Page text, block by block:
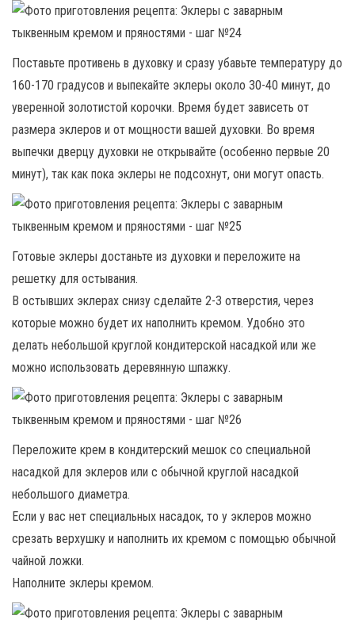
Поставьте противень в духовку и сразу убавьте температуру до
160-170 градусов и выпекайте эклеры около 30-40 минут, до
уверенной золотистой корочки. Время будет зависеть от
размера эклеров и от мощности вашей духовки. Во время
выпечки дверцу духовки не открывайте (особенно первые 20
минут), так как пока эклеры не подсохнут, они могут опасть.
Готовые эклеры достаньте из духовки и переложите на
решетку для остывания.
В остывших эклерах снизу сделайте 2-3 отверстия, через
которые можно будет их наполнить кремом. Удобно это
делать небольшой круглой кондитерской насадкой или же
можно использовать деревянную шпажку.
Переложите крем в кондитерский мешок со специальной
насадкой для эклеров или с обычной круглой насадкой
небольшого диаметра.
Если у вас нет специальных насадок, то у эклеров можно
срезать верхушку и наполнить их кремом с помощью обычной
чайной ложки.
Наполните эклеры кремом.